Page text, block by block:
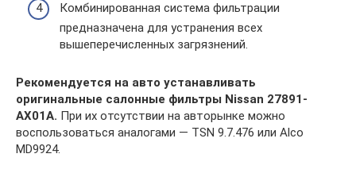
Комбинированная система фильтрации
предназначена для устранения всех
вышеперечисленных загрязнений.
Рекомендуется на авто устанавливать
оригинальные салонные фильтры Nissan 27891-
AX01A. При их отсутствии на авторынке можно
воспользоваться аналогами — TSN 9.7.476 или Alco
MD9924.